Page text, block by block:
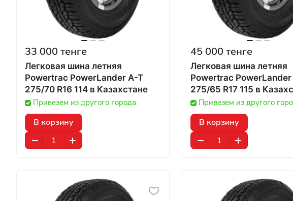
33 000 тенге
Легковая шина летняя
Powertrac PowerLander A-T
275/70 R16 114 в Казахстане
Привезем из другого города
В корзину
45 000 тенге
Легковая шина летняя
Powertrac
275/65 R17 115 в
Привезем из другого
В корзину